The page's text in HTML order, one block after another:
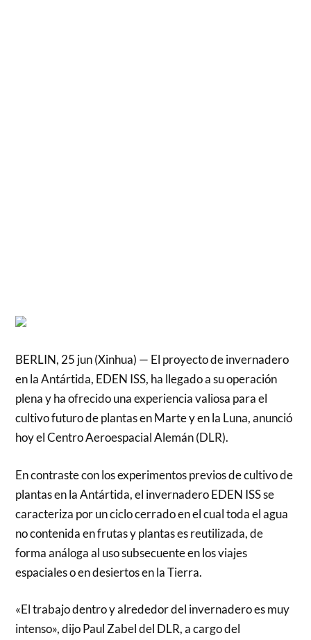
BERLIN, 25 jun (Xinhua) — El proyecto de invernadero
en la Antártida, EDEN ISS, ha llegado a su operación
plena y ha ofrecido una experiencia valiosa para el
cultivo futuro de plantas en Marte y en la Luna, anunció
hoy el Centro Aeroespacial Alemán (DLR).
En contraste con los experimentos previos de cultivo de
plantas en la Antártida, el invernadero EDEN ISS se
caracteriza por un ciclo cerrado en el cual toda el agua
no contenida en frutas y plantas es reutilizada, de
forma análoga al uso subsecuente en los viajes
espaciales o en desiertos en la Tierra.
«El trabajo dentro y alrededor del invernadero es muy
intenso», dijo Paul Zabel del DLR, a cargo del